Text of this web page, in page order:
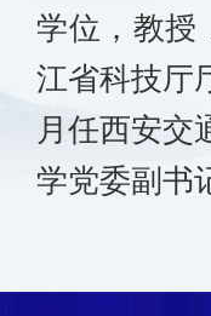
学位，教授
江省科技厅
月任西安交
学党委副书